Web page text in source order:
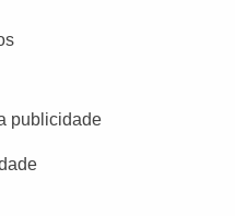
publicidade